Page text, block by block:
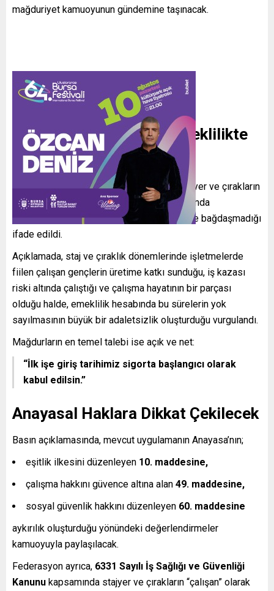
mağduriyet kamuoyunun gündemine taşınacak.
“Çalıştık, Ürettik Ama Emeklilikte
Yok Sayıldık”
Federasyon tarafından yapılan çağrıda, stajyer ve çırakların
yalnızca kısa vadeli sigorta kolları kapsamında
değerlendirilmesinin sosyal devlet ilkesiyle bağdaşmadığı
ifade edildi.
Açıklamada, staj ve çıraklık dönemlerinde işletmelerde
fiilen çalışan gençlerin üretime katkı sunduğu, iş kazası
riski altında çalıştığı ve çalışma hayatının bir parçası
olduğu halde, emeklilik hesabında bu sürelerin yok
sayılmasının büyük bir adaletsizlik oluşturduğu vurgulandı.
Mağdurların en temel talebi ise açık ve net:
“İlk işe giriş tarihimiz sigorta başlangıcı olarak
kabul edilsin.”
Anayasal Haklara Dikkat Çekilecek
Basın açıklamasında, mevcut uygulamanın Anayasa’nın;
eşitlik ilkesini düzenleyen 10. maddesine,
çalışma hakkını güvence altına alan 49. maddesine,
sosyal güvenlik hakkını düzenleyen 60. maddesine
aykırılık oluşturduğu yönündeki değerlendirmeler
kamuoyuyla paylaşılacak.
Federasyon ayrıca, 6331 Sayılı İş Sağlığı ve Güvenliği
Kanunu kapsamında stajyer ve çırakların “çalışan” olarak